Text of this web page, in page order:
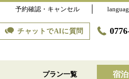
予約確認・キャンセル
チャットでAIに質問
プラン一覧 宿